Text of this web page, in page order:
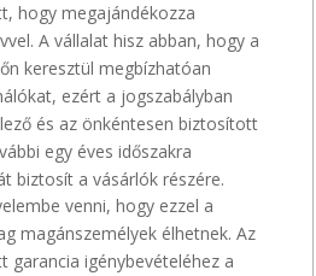
hogy megajándékozza
A vállalat hisz abban, hogy a
keresztül megbízhatóan
ezért a jogszabályban
és az önkéntesen biztosított
egy éves időszakra
biztosít a vásárlók részére.
venni, hogy ezzel a
magánszemélyek élhetnek. Az
garancia igénybevételéhez a